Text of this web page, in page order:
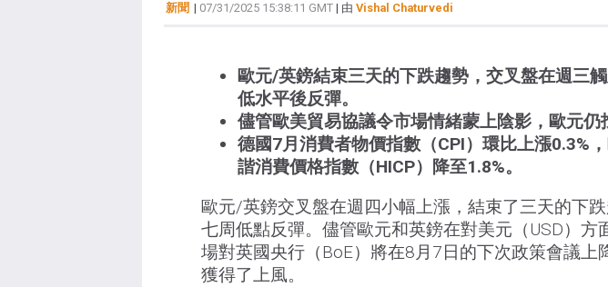
新聞 | 07/31/2025 15:38:11 GMT| 由 Vishal Chaturvedi
歐元/英鎊結束三天的下跌趨勢，交叉盤在週三
低水平後反彈。
儘管歐美貿易協議令市場情緒蒙上陰影，歐元仍
德國7月消費者物價指數（CPI）環比上漲0.3%
諧消費價格指數（HICP）降至1.8%。
歐元/英鎊交叉盤在週四小幅上漲，結束了三天的下
七周低點反彈。儘管歐元和英鎊在對美元（USD）方
場對英國央行（BoE）將在8月7日的下次政策會議上
獲得了上風。